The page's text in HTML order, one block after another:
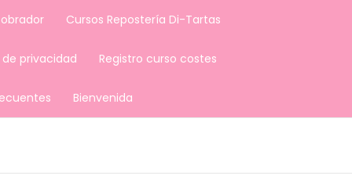
Cursos Repostería Di-Tartas
privacidad Registro curso costes
Bienvenida